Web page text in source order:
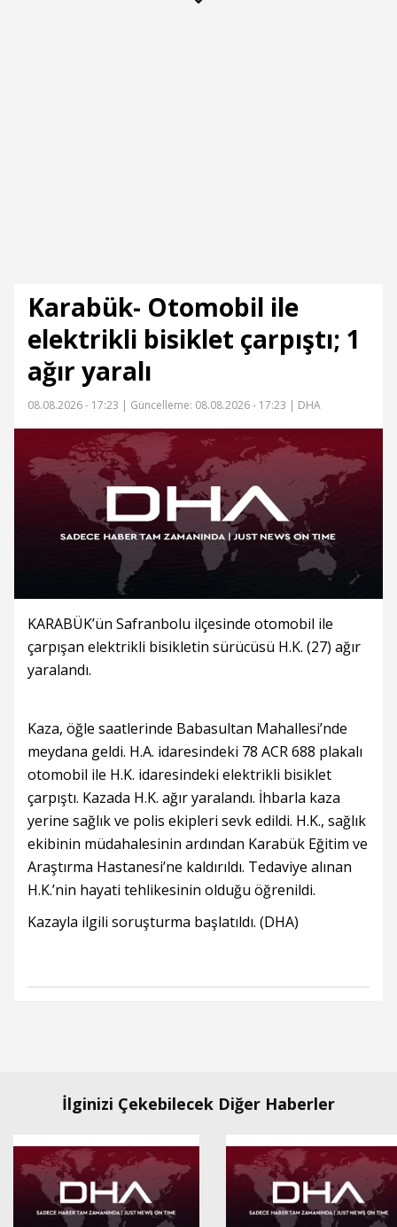
Karabük- Otomobil ile
elektrikli bisiklet çarpıştı; 1
ağır yaralı
08.08.2026 - 17:23 | Güncelleme: 08.08.2026 - 17:23 | DHA
KARABÜK’ün Safranbolu ilçesinde otomobil ile
çarpışan elektrikli bisikletin sürücüsü H.K. (27) ağır
yaralandı.
Kaza, öğle saatlerinde Babasultan Mahallesi’nde
meydana geldi. H.A. idaresindeki 78 ACR 688 plakalı
otomobil ile H.K. idaresindeki elektrikli bisiklet
çarpıştı. Kazada H.K. ağır yaralandı. İhbarla kaza
yerine sağlık ve polis ekipleri sevk edildi. H.K., sağlık
ekibinin müdahalesinin ardından Karabük Eğitim ve
Araştırma Hastanesi’ne kaldırıldı. Tedaviye alınan
H.K.’nin hayati tehlikesinin olduğu öğrenildi.
Kazayla ilgili soruşturma başlatıldı. (DHA)
İlginizi Çekebilecek Diğer Haberler